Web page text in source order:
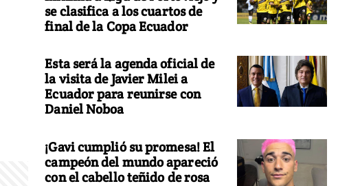
se clasifica a los cuartos de
final de la Copa Ecuador
Esta será la agenda oficial de
la visita de Javier Milei a
Ecuador para reunirse con
Daniel Noboa
¡Gavi cumplió su promesa! El
campeón del mundo apareció
con el cabello teñido de rosa